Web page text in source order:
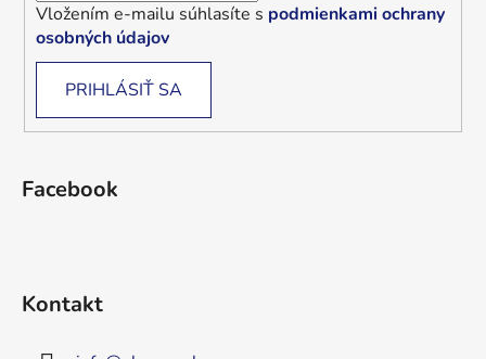
Vložením e-mailu súhlasíte s podmienkami ochrany
osobných údajov
PRIHLÁSIŤ SA
Facebook
Kontakt